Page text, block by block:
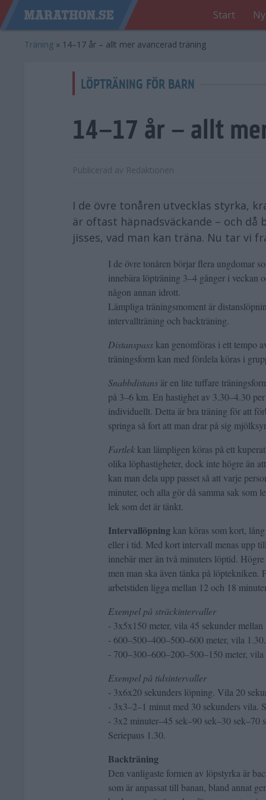
Start
Träning » 14–17 år – allt mer avancerad träning
LÖPTRÄNING FÖR BARN
14–17 år – allt
Publicerad av Redaktionen
I de övre tonåren utvecklas styrka,
är oftast häpnadsväckande – och
jisses, vad man kan träna. Nu tar vi
I de övre tonåren börjar flera ungdomar
innebära löpträning 3–4 gånger i veckan
någon annan idrott.
Lämpliga träningsmoment är
intervallträning och backträning.
Distanspass kan genomföras i ett tempo
träningsform kan med fördela köras i
Snabbdistans är en lite tuffare
på 3–6 km. En hastighet av 3.30–4.30
individuellt. Detta är bra träning för att
springa så fort att man drar på sig
Fartlek kan lämpligen köras på ett
olika löphastigheter, dock inte högre än
kan man dela upp passet så att varje
minuter, och alla gör då samma sak som
lek som det är tänkt.
Intervallöpning kan köras som kort,
eller i tid. Med kort intervall menas upp
innebär mer än två minuters löptid.
men man ska även tänka på löptekniken.
arbetstiden ligga mellan 12 och 18
Exempel på sträckintervaller
- 3x5x150 meter, vila 45 sekunder
- 600–500–400–500–600 meter, vila 1.30.
- 700–300–600–200–500–150 meter, vila
Exempel på tidsintervaller
- 3x6x20 sekunders löpning. Vila 20
- 3x3–2–1 minut med 30 sekunders vila.
- 3x2 minuter–45 sek–90 sek–30 sek–70
Seriepaus 1.30.
Backträning
Den vanligaste formen av löpstyrka är
som är anpassat till banan, bland annat